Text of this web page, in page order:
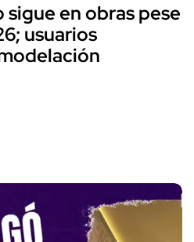
en obras pese
usuarios